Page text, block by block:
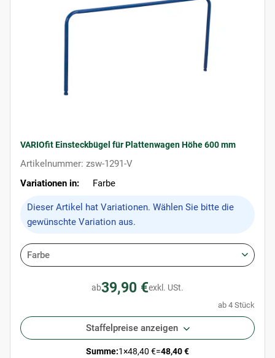
VARIOfit Einsteckbügel für Plattenwagen Höhe 600 mm
Artikelnummer: zsw-1291-V
Variationen in:
Farbe
xDieser Artikel hat Variationen. Wählen Sie bitte die
gewünschte Variation aus.
Farbe
ab39,90 €exkl. USt.
ab 4 Stück
Staffelpreise anzeigen
Summe:1×48,40 €=48,40 €